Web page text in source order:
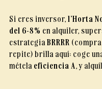
Si eres inversor, l’Horta
del 6-8% en alquiler,
estrategia BRRRR
repite) brilla aquí: coge
métela eficiencia A, y